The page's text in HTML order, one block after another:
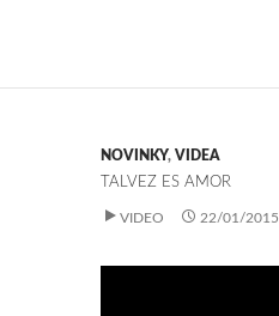
NOVINKY, VIDEA
TALVEZ ES AMOR
VIDEO 22/01/2015